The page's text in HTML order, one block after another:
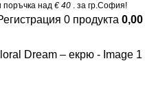
поръчка над € 40 . за гр.София!
0 продукта 0,00